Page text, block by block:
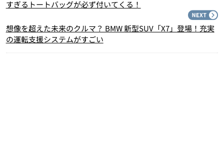
すぎるトートバッグが必ず付いてくる！
想像を超えた未来のクルマ？ BMW 新型SUV「X7」登場！充実
の運転支援システムがすごい